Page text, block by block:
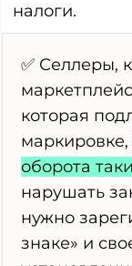
налоги.
✅ Селлеры,
которая
маркировке,
оборота
нарушать
нужно
знаке» и